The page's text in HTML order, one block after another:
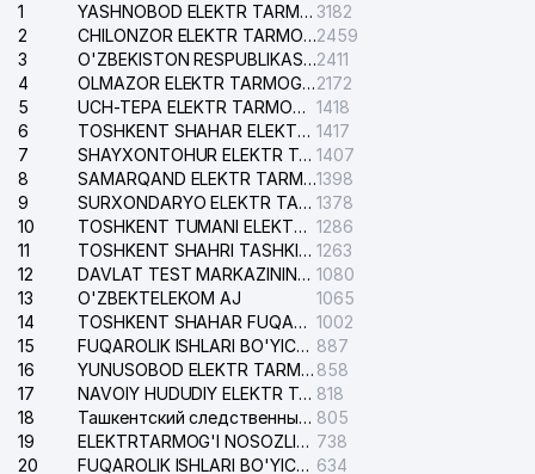
1
YASHNOBOD ELEKTR TARMOG'I NOSOZLIKLARI XIZMATI 3182
2
CHILONZOR ELEKTR TARMOG'I NOSOZLIK XIZMATI2459
3
O'ZBEKISTON RESPUBLIKASI BOSH PROKURATURASI ISHONCH TELEFONI2411
4
OLMAZOR ELEKTR TARMOG'I NOSOZLIKLARI XIZMATI2172
5
UCH-TEPA ELEKTR TARMOG'I NOSOZLIKLARI XIZMATI 1418
6
TOSHKENT SHAHAR ELEKTR TARMOQLARI KORXONASI AJ 1417
7
SHAYXONTOHUR ELEKTR TARMOG'I NOSOZLIKLARINI TUZATISH XIZMATI 1407
8
SAMARQAND ELEKTR TARMOQLARI AJ1398
9
SURXONDARYO ELEKTR TARMOQLARI AJ 1378
10
TOSHKENT TUMANI ELEKTR TARMOG'I AVARIYA XIZMATI 1286
11
TOSHKENT SHAHRI TASHKILOT TELEFONLARI HAQIDA MA'LUMOT BYUROSI 1263
12
DAVLAT TEST MARKAZINING ISHONCH TELEFONLARI 1080
13
O'ZBEKTELEKOM AJ
1065
14
TOSHKENT SHAHAR FUQAROLIK ISHLARI BO'YICHA SUDI 1002
15
FUQAROLIK ISHLARI BO'YICHA YAKKASAROY TUMANLARARO SUDI 887
16
YUNUSOBOD ELEKTR TARMOG'I NOSOZLIKLARI XIZMATI 858
17
NAVOIY HUDUDIY ELEKTR TARMOQLARI KORXONASI AJ 818
18
Ташкентский следственный изолятор 805
19
ELEKTRTARMOG'I NOSOZLIKLARINI TO'ZATISH SERGELI XIZMATI 738
20
FUQAROLIK ISHLARI BO'YICHA UCH-TEPA TUMANI SUDI 634